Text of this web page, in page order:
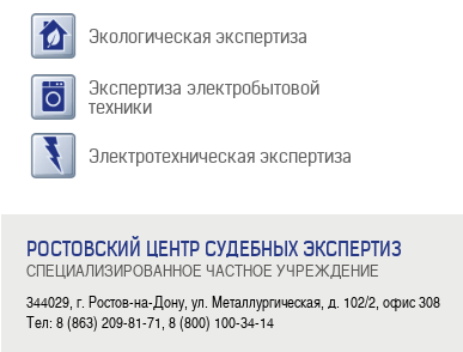
Экологическая экспертиза
Экспертиза электробытовой
техники
Электротехническая экспертиза
РОСТОВСКИЙ ЦЕНТР СУДЕБНЫХ ЭКСПЕРТИЗ
СПЕЦИАЛИЗИРОВАННОЕ ЧАСТНОЕ УЧРЕЖДЕНИЕ
344029, г. Ростов-на-Дону, ул. Металлургическая, д. 102/2, офис 308
Тел: 8 (863) 209-81-71, 8 (800) 100-34-14